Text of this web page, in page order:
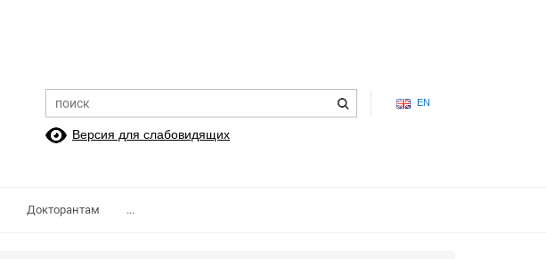
EN
Версия для слабовидящих
Докторантам ...